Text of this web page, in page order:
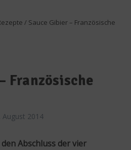
/ Sauce Gibier – Französische
Französische
August 2014
Abschluss der vier